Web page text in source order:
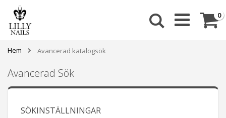
Skip
Content
0
Sök
Hem Avancerad katalogsök
Avancerad Sök
SÖKINSTÄLLNINGAR